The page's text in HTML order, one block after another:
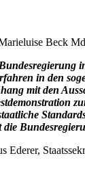
Beck
in den
mit den